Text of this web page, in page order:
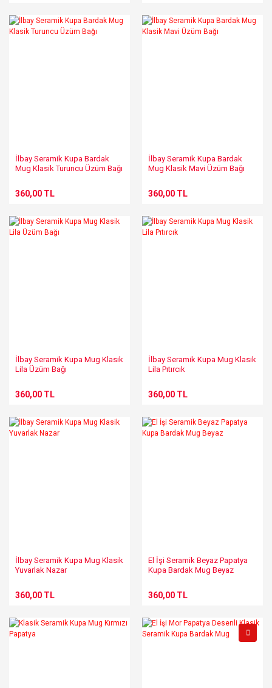
İlbay Seramik Kupa Bardak
Mug Klasik Turuncu Üzüm Bağı
360,00 TL
İlbay Seramik Kupa Bardak
Mug Klasik Mavi Üzüm Bağı
360,00 TL
İlbay Seramik Kupa Mug Klasik
Lila Üzüm Bağı
360,00 TL
İlbay Seramik Kupa Mug Klasik
Lila Pıtırcık
360,00 TL
İlbay Seramik Kupa Mug Klasik
Yuvarlak Nazar
360,00 TL
El İşi Seramik Beyaz Papatya
Kupa Bardak Mug Beyaz
360,00 TL